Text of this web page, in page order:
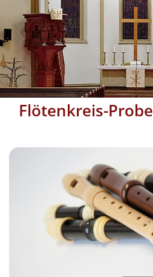
Flötenkreis-Probe